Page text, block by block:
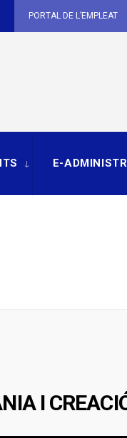
PORTAL DE L’EMPLEAT
E-
I